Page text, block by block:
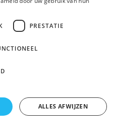
12 II
PRESTATIE
ALLES AFWIJZEN